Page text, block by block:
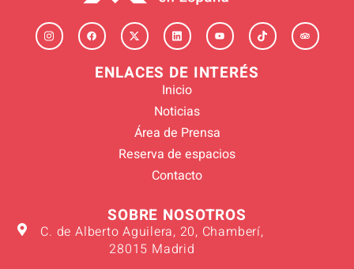
ENLACES DE INTERÉS
Inicio
Noticias
Área de Prensa
Reserva de espacios
Contacto
SOBRE NOSOTROS
C. de Alberto Aguilera, 20, Chamberí,
28015 Madrid